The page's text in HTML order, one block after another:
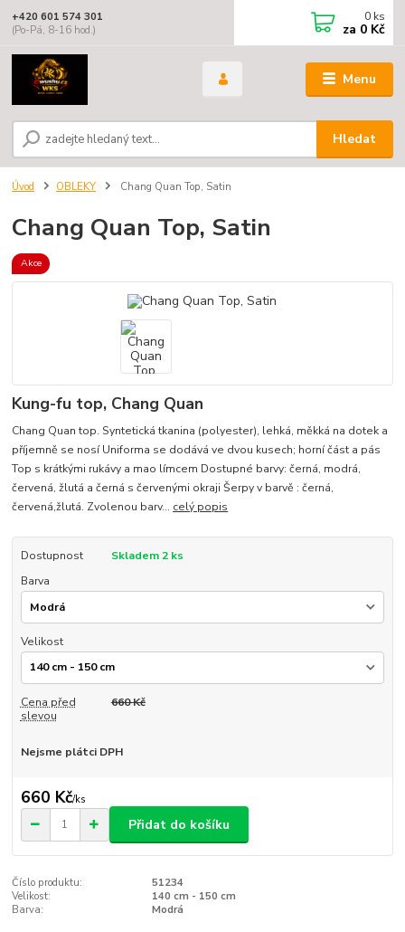
Menu
Hledat
+420 601 574 301
(Po-Pá, 8-16 hod.)
0 ks
za 0 Kč
Úvod OBLEKY Chang Quan Top, Satin
Chang Quan Top, Satin
Akce
Kung-fu top, Chang Quan
Chang Quan top. Syntetická tkanina (polyester), lehká, měkká na dotek a
příjemně se nosí Uniforma se dodává ve dvou kusech; horní část a pás
Top s krátkými rukávy a mao límcem Dostupné barvy: černá, modrá,
červená, žlutá a černá s červenými okraji Šerpy v barvě : černá,
červená,žlutá. Zvolenou barv... celý popis
Dostupnost
Skladem 2 ks
Barva
Velikost
Cena před
slevou
660 Kč
Nejsme plátci DPH
660 Kč/ks
Přidat do košíku
Číslo produktu:
51234
Velikost:
140 cm - 150 cm
Barva:
Modrá